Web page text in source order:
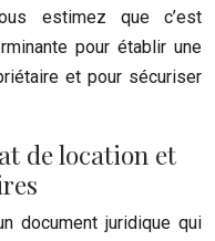
estimez que c’est
pour établir une
et pour sécuriser
de location et
document juridique qui